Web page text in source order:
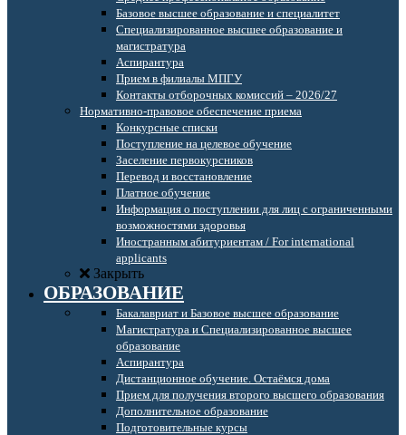
Базовое высшее образование и специалитет
Специализированное высшее образование и
магистратура
Аспирантура
Прием в филиалы МПГУ
Контакты отборочных комиссий – 2026/27
Нормативно-правовое обеспечение приема
Конкурсные списки
Поступление на целевое обучение
Заселение первокурсников
Перевод и восстановление
Платное обучение
Информация о поступлении для лиц с ограниченными
возможностями здоровья
Иностранным абитуриентам / For international
applicants
Закрыть
ОБРАЗОВАНИЕ
Бакалавриат и Базовое высшее образование
Магистратура и Специализированное высшее
образование
Аспирантура
Дистанционное обучение. Остаёмся дома
Прием для получения второго высшего образования
Дополнительное образование
Подготовительные курсы